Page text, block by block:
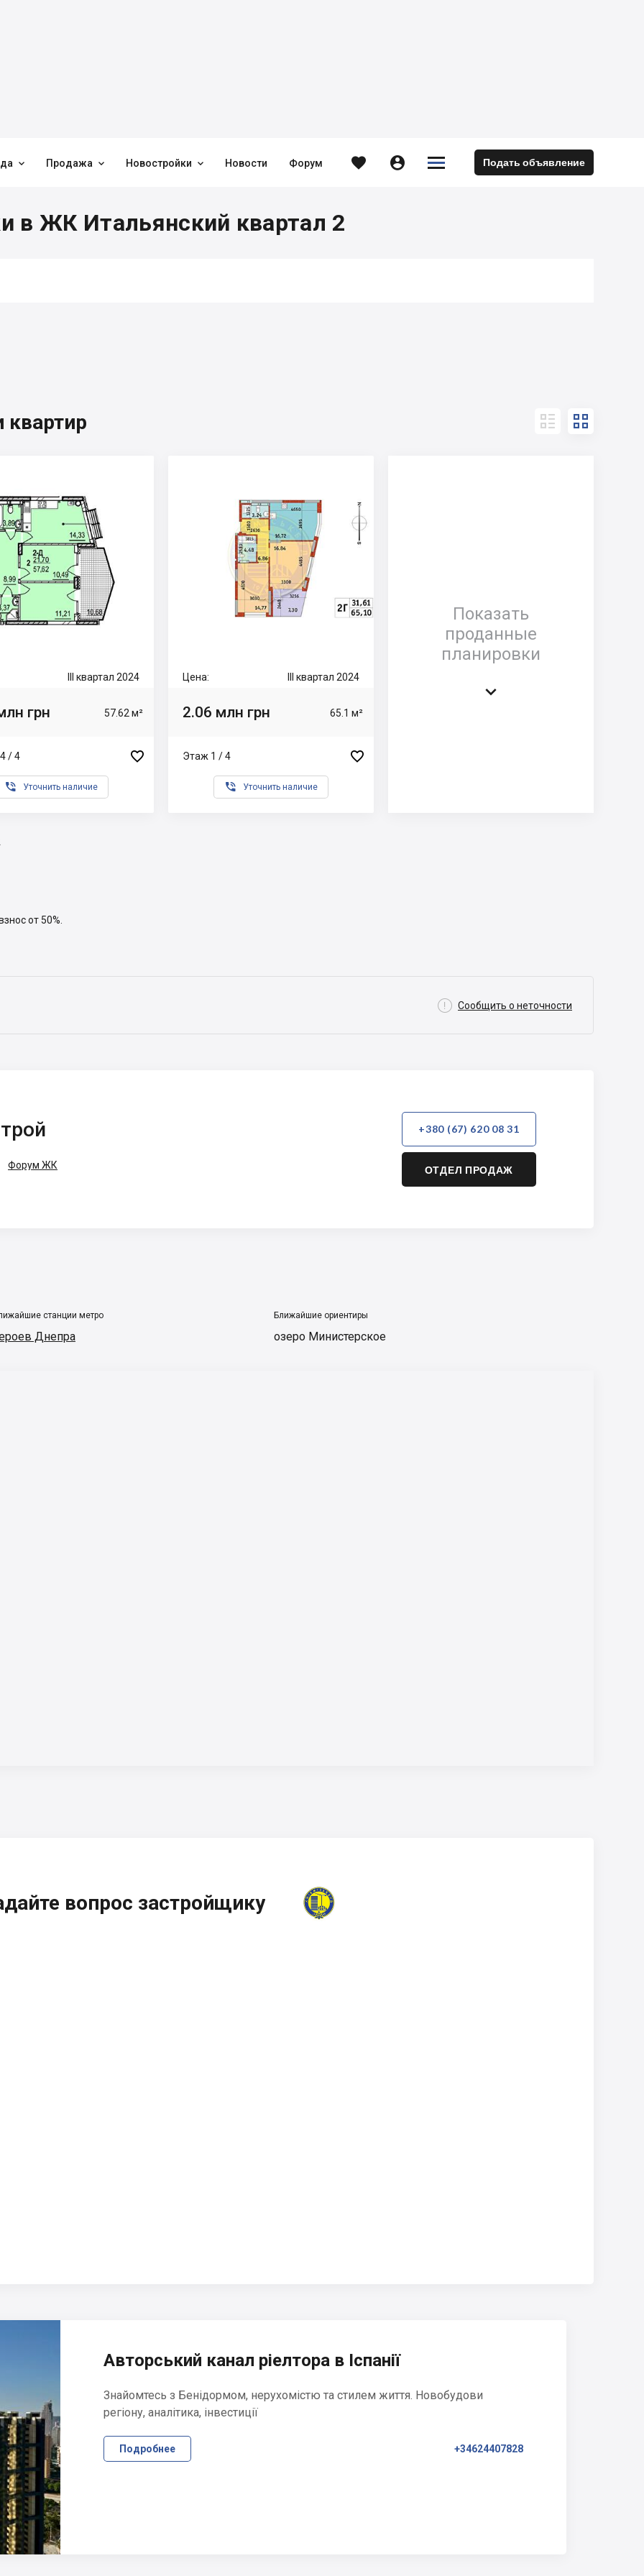
 Продажа  Новостройки  Новости Форум   

 Подать объявление
в ЖК Итальянский квартал 2
 
III квартал 2024
грн 57.62 м²
/ 4 
 Уточнить наличие
Цена: III квартал 2024
2.06 млн грн 65.1 м²
Этаж 1 / 4 
 Уточнить наличие
Показать
проданные
планировки

от 50%.
 Сообщить о неточности
Форум ЖК
+380 (67) 620 08 31
ОТДЕЛ ПРОДАЖ
станции метро
Днепра
Ближайшие ориентиры
озеро Министерское
вопрос застройщику
Авторський канал ріелтора в Іспанії
Знайомтесь з Бенідормом, нерухомістю та стилем життя. Новобудови
регіону, аналітика, інвестиції
Подробнее +34624407828